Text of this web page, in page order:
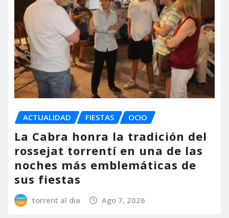
ACTUALIDAD FIESTAS OCIO
La Cabra honra la tradición del
rossejat torrentí en una de las
noches más emblemáticas de
sus fiestas
torrent al dia Ago 7, 2026